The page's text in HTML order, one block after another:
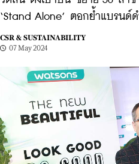
‘Stand Alone’ ตอกย้ำแบรนด์
CSR & SUSTAINABILITY
07 May 2024